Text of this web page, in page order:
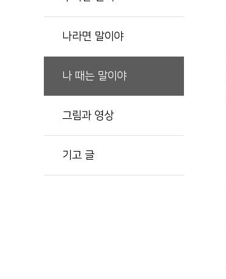
나라면 말이야
나 때는 말이야
그림과 영상
기고 글